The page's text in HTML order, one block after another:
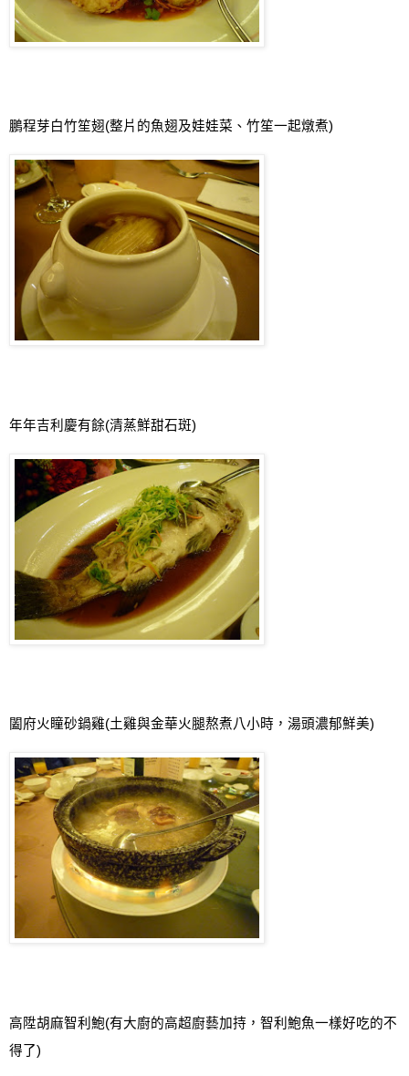
鵬程芽白竹笙翅(整片的魚翅及娃娃菜 、 竹笙一起燉煮)
年年吉利慶有餘(清蒸鮮甜石斑)
闔府火瞳砂鍋雞(土雞與金華火腿熬煮八小時，湯頭濃郁鮮美)
高陞胡麻智利鮑(有大廚的高超廚藝加持，智利鮑魚一樣好吃的不
得了)